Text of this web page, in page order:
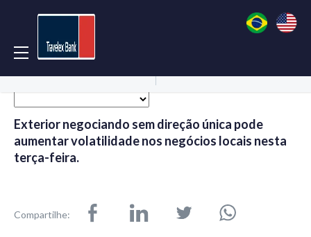
Exterior negociando sem direção única pode
aumentar volatilidade nos negócios locais nesta
terça-feira.
Compartilhe: